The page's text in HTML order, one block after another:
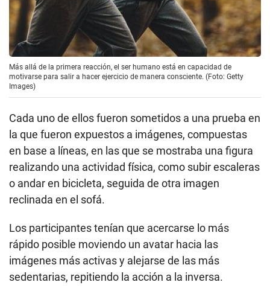
Más allá de la primera reacción, el ser humano está en capacidad de
motivarse para salir a hacer ejercicio de manera consciente. (Foto: Getty
Images)
Cada uno de ellos fueron sometidos a una prueba en
la que fueron expuestos a imágenes, compuestas
en base a líneas, en las que se mostraba una figura
realizando una actividad física, como subir escaleras
o andar en bicicleta, seguida de otra imagen
reclinada en el sofá.
Los participantes tenían que acercarse lo más
rápido posible moviendo un avatar hacia las
imágenes más activas y alejarse de las más
sedentarias, repitiendo la acción a la inversa.